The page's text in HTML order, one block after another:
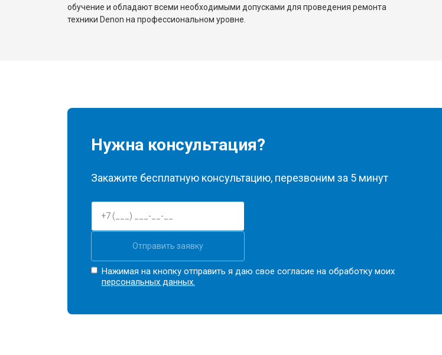
обучение и обладают всеми необходимыми допусками для проведения ремонта
техники Denon на профессиональном уровне.
Нужна консультация?
Закажите бесплатную консультацию, перезвоним за 5 минут
Отправить заявку
Нажимая на кнопку отправить я даю свое согласие на обработку моих
персональных данных.